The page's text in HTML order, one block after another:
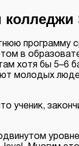
в
хотя бы 5–6
молодых
ученик,